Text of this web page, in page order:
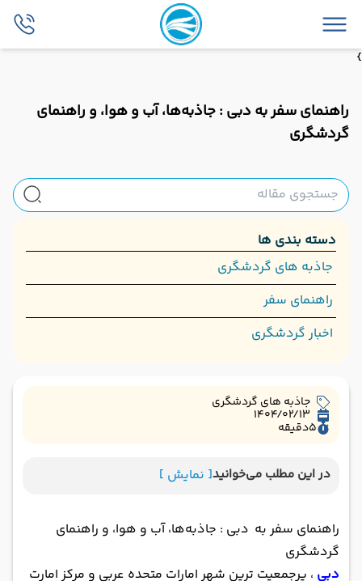
}
راهنمای سفر به دبی : جاذبه‌ها، آب و هوا، و راهنمای
گردشگری
دسته بندی ها
جاذبه های گردشگری
راهنمای سفر
اخبار گردشگری
جاذبه های گردشگری
1404/02/13
5دقیقه
در این مطلب می‌خوانید[ نمایش ]
راهنمای سفر به دبی : جاذبه‌ها، آب و هوا، و راهنمای
گردشگری
دبی ، پرجمعیت ترین شهر امارات متحده عربی و مرکز امارت